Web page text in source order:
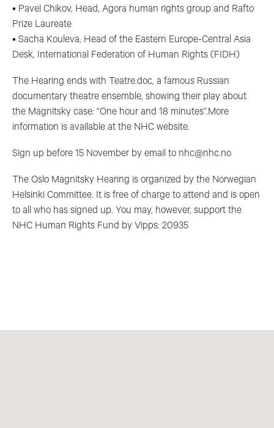
• Pavel Chikov, Head, Agora human rights group and Rafto
Prize Laureate
• Sacha Kouleva, Head of the Eastern Europe-Central Asia
Desk, International Federation of Human Rights (FIDH)
The Hearing ends with Teatre.doc, a famous Russian
documentary theatre ensemble, showing their play about
the Magnitsky case: “One hour and 18 minutes”.More
information is available at the NHC website.
Sign up before 15 November by email to nhc@nhc.no
The Oslo Magnitsky Hearing is organized by the Norwegian
Helsinki Committee. It is free of charge to attend and is open
to all who has signed up. You may, however, support the
NHC Human Rights Fund by Vipps: 20935